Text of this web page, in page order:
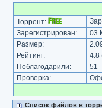
Торрент:
Зарегистрирован:
03
Размер:
Рейтинг: 4.8
Поблагодарили:
51
Проверка:
Список файлов в